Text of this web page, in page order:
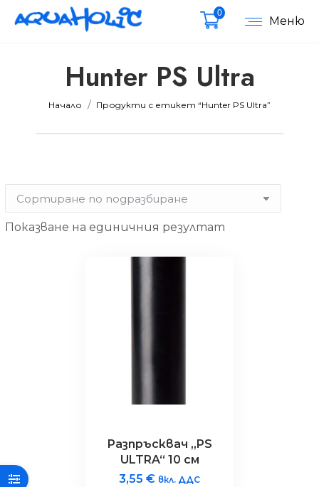
Меню
0
Hunter PS Ultra
Вие сте тук:
Начало Продукти с етикет “Hunter PS Ultra”
Показване на единичния резултат
Разпръсквач „PS
ULTRA“ 10 см
3,55 € вкл. ДДС